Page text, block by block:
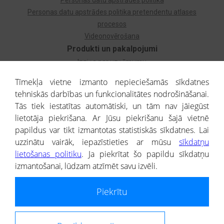
Produkti un pakalpojumi
Izziņa par uzņēmumu
Dzimtas koks
Uzņēmumu atlase
Monitorings
Kredītizziņa par ārvalstu uzņēmumiem
Personas datu apstrādes politika pretendentu atlases
procesos
Videonovērošana
® CREDITREFORM Latvija
SIA
Portāla ietvaros saņemtajai informācijai ir uzziņas raksturs, un tai nav
Tīmekļa vietne izmanto nepieciešamās sīkdatnes
tehniskās darbības un funkcionalitātes nodrošināšanai.
Tās tiek iestatītas automātiski, un tām nav jāiegūst
lietotāja piekrišana. Ar Jūsu piekrišanu šajā vietnē
papildus var tikt izmantotas statistiskās sīkdatnes. Lai
uzzinātu vairāk, iepazīstieties ar mūsu sīkdatņu
lietošanas politiku. Ja piekrītat šo papildu sīkdatņu
izmantošanai, lūdzam atzīmēt savu izvēli.
Piekrītu